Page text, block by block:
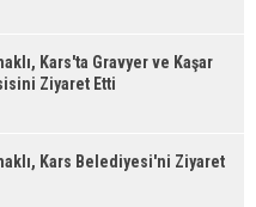
Kars'ta Gravyer ve Kaşar
Ziyaret Etti
Kars Belediyesi'ni Ziyaret